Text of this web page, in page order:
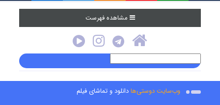
مشاهده فهرست
وب‌سایت دوستی‌هادانلود و تماشای فیلم